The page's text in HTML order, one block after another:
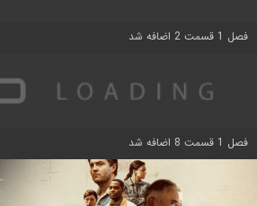
فصل 1 قسمت 2 اضافه شد
فصل 1 قسمت 8 اضافه شد